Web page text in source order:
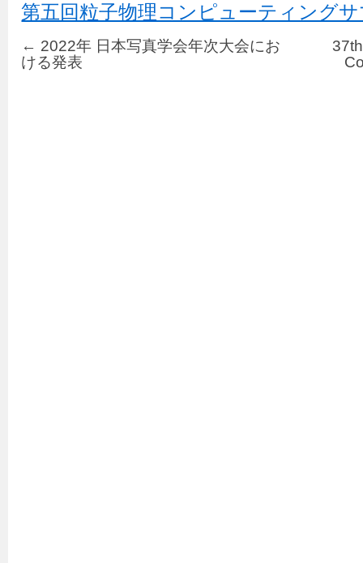
第五回粒子物理コンピューティング
← 2022年 日本写真学会年次大会にお
ける発表